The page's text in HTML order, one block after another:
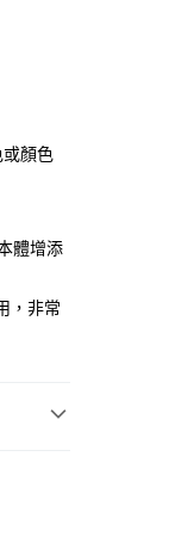
顏色
體增添
，非常